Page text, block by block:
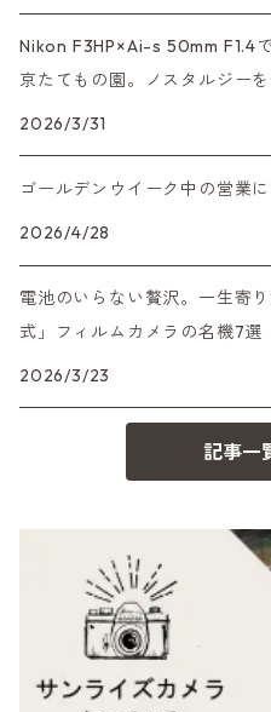
XAシリーズ
Konica（コニカ）
C35シリーズ
Leica（ライカ）
バルナック
Mシリーズ
minilux
HASSELBLAD（ハッセルブラ
500台シリーズ
Rollei（ローライ）
35シリーズ
RICOH（リコー）
コンパクト
Voigtlander（フォクトレンダ
Carl Zeiss（カールツァイス）
Mamiya（マミヤ）
Plaubel（プラウベル）
大判カメラ
デジタルカメラ
フィルムカメラその他
S（ニコン）
FD（キヤノン）
EF（キヤノン）
OM（オリンパス）
A（ミノルタ（ソニー））
MD（ミノルタ）
CY（ヤシカコンタックス）
M（ライカ）
R（ライカ）
滅多にお目にかかれない激レ
プレゼント、贈答用にも！
Nikon F3HP×Ai-s 50mm F1.4
京たてもの園。ノスタルジー
2026/3/31
ゴールデンウイーク中の営業
2026/4/28
電池のいらない贅沢。一生寄
式」フィルムカメラの名機7選
2026/3/23
記事一